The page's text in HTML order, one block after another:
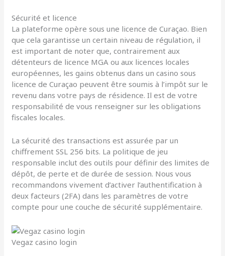
Sécurité et licence
La plateforme opère sous une licence de Curaçao. Bien
que cela garantisse un certain niveau de régulation, il
est important de noter que, contrairement aux
détenteurs de licence MGA ou aux licences locales
européennes, les gains obtenus dans un casino sous
licence de Curaçao peuvent être soumis à l’impôt sur le
revenu dans votre pays de résidence. Il est de votre
responsabilité de vous renseigner sur les obligations
fiscales locales.
La sécurité des transactions est assurée par un
chiffrement SSL 256 bits. La politique de jeu
responsable inclut des outils pour définir des limites de
dépôt, de perte et de durée de session. Nous vous
recommandons vivement d’activer l’authentification à
deux facteurs (2FA) dans les paramètres de votre
compte pour une couche de sécurité supplémentaire.
Vegaz casino login